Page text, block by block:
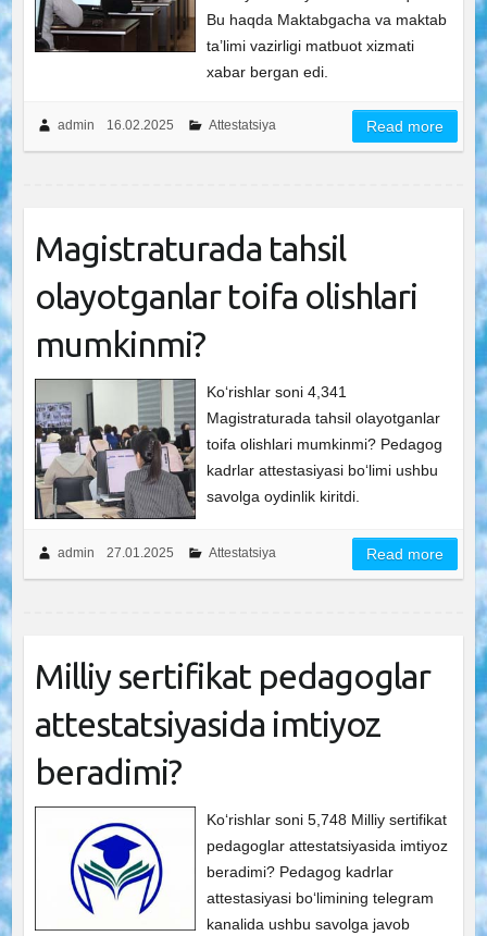
Bu haqda Maktabgacha va maktab
ta’limi vazirligi matbuot xizmati
xabar bergan edi.
admin 16.02.2025 Attestatsiya Read more
Magistraturada tahsil
olayotganlar toifa olishlari
mumkinmi?
Ko‘rishlar soni 4,341
Magistraturada tahsil olayotganlar
toifa olishlari mumkinmi? Pedagog
kadrlar attestasiyasi bo‘limi ushbu
savolga oydinlik kiritdi.
admin 27.01.2025 Attestatsiya Read more
Milliy sertifikat pedagoglar
attestatsiyasida imtiyoz
beradimi?
Ko‘rishlar soni 5,748 Milliy sertifikat
pedagoglar attestatsiyasida imtiyoz
beradimi? Pedagog kadrlar
attestasiyasi bo‘limining telegram
kanalida ushbu savolga javob